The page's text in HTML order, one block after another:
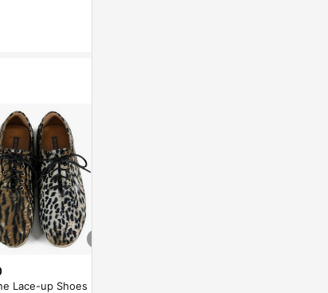
Lace-up Shoes M11